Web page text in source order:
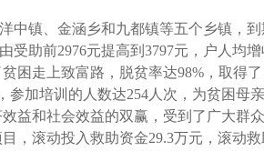
中镇、金涵乡和九都镇等五个乡镇，
受助前2976元提高到 3797元，户人均增
困走上致富路，脱贫率达98% ，取得
参加培训的人数达254 人次，为贫困母
益和社会效益的双赢，受到了广大群众
，滚动投入救助资金29.3万元，滚动